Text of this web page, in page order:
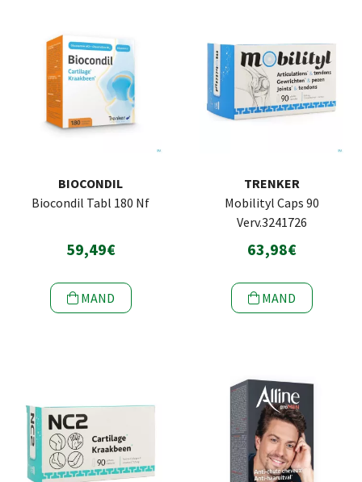
BIOCONDIL
Biocondil Tabl 180 Nf
59,49€
MAND
TRENKER
Mobilityl Caps 90
Verv.3241726
63,98€
MAND